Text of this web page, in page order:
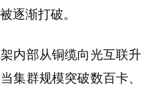
逐渐打破。
内部从铜缆向光互联升
集群规模突破数百卡、